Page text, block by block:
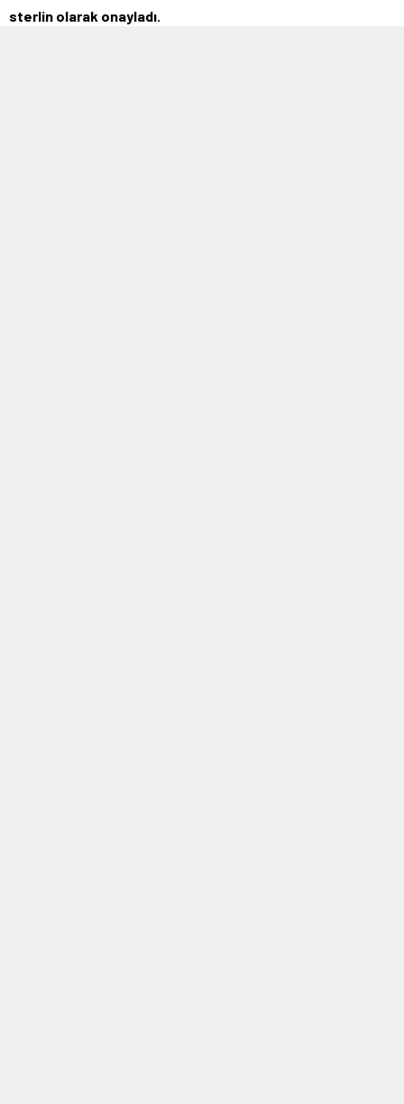
sterlin olarak onayladı.